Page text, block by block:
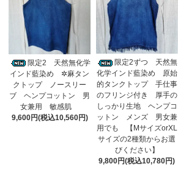
限定2 天然無化学
インド藍染め ✲麻タン
クトップ ノースリー
ブ ヘンプコットン 男
女兼用 敏感肌
9,600円(税込10,560円)
限定2ずつ 天然無
化学インド藍染め 原始
的タンクトップ 手仕事
のフリンジ付き 厚手の
しっかり生地 ヘンプコ
ットン メンズ 男女兼
用でも 【MサイズorXL
サイズの2種類からお選
びください】
9,800円(税込10,780円)